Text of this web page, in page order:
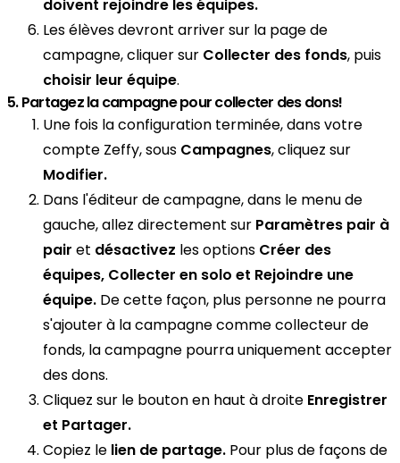
doivent rejoindre les équipes.
Les élèves devront arriver sur la page de
campagne, cliquer sur Collecter des fonds, puis
choisir leur équipe.
5. Partagez la campagne pour collecter des dons!
Une fois la configuration terminée, dans votre
compte Zeffy, sous Campagnes, cliquez sur
Modifier.
Dans l'éditeur de campagne, dans le menu de
gauche, allez directement sur Paramètres pair à
pair et désactivez les options Créer des
équipes, Collecter en solo et Rejoindre une
équipe. De cette façon, plus personne ne pourra
s'ajouter à la campagne comme collecteur de
fonds, la campagne pourra uniquement accepter
des dons.
Cliquez sur le bouton en haut à droite Enregistrer
et Partager.
Copiez le lien de partage. Pour plus de façons de